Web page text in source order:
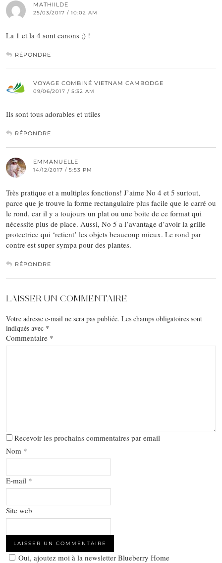
MATHIILDE
25/03/2017 / 10:02 AM
La 1 et la 4 sont canons ;) !
RÉPONDRE
VOYAGE COMBINÉ VIETNAM CAMBODGE
09/06/2017 / 5:32 AM
Ils sont tous adorables et utiles
RÉPONDRE
EMMANUELLE
14/12/2017 / 5:53 PM
Très pratique et a multiples fonctions! J’aime No 4 et 5 surtout,
parce que je trouve la forme rectangulaire plus facile que le carré ou
le rond, car il y a toujours un plat ou une boite de ce format qui
nécessite plus de place. Aussi, No 5 a l’avantage d’avoir la grille
protectrice qui ‘retient’ les objets beaucoup mieux. Le rond par
contre est super sympa pour des plantes.
RÉPONDRE
LAISSER UN COMMENTAIRE
Votre adresse e-mail ne sera pas publiée. Les champs obligatoires sont
indiqués avec *
Commentaire *
Recevoir les prochains commentaires par email
Nom *
E-mail *
Site web
Oui, ajoutez moi à la newsletter Blueberry Home